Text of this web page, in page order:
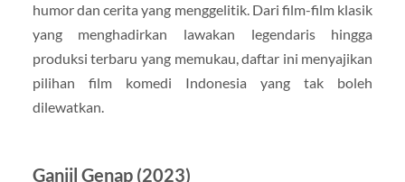
humor dan cerita yang menggelitik. Dari film-film klasik
yang menghadirkan lawakan legendaris hingga
produksi terbaru yang memukau, daftar ini menyajikan
pilihan film komedi Indonesia yang tak boleh
dilewatkan.
Ganjil Genap (2023)